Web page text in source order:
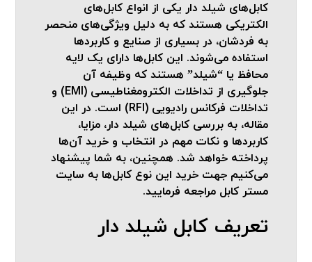
کابل‌های شیلد دار یکی از انواع کابل‌های
الکتریکی هستند که به دلیل ویژگی‌های منحصر
به فردشان، در بسیاری از صنایع و کاربردها
استفاده می‌شوند. این کابل‌ها دارای یک لایه
محافظ یا “شیلد” هستند که وظیفه آن
جلوگیری از تداخلات الکترومغناطیسی (EMI) و
تداخلات فرکانس رادیویی (RFI) است. در این
مقاله، به بررسی کابل‌های شیلد دار، مزایا،
کاربردها و نکات مهم در انتخاب و خرید آن‌ها
پرداخته خواهد شد. همچنین، به شما پیشنهاد
می‌کنیم جهت خرید این نوع کابل‌ها به سایت
مستر کابل مراجعه فرمایید.
تعریف کابل شیلد دار